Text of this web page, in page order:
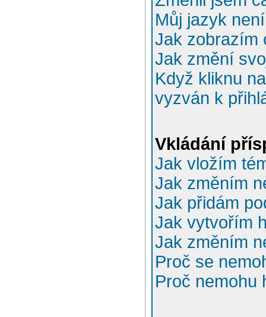
Můj jazyk
Jak zobrazím
Jak změní
Když kliknu
vyzván k
Vkládání
Jak vložím
Jak změním
Jak přidám
Jak vytvořím
Jak změním
Proč se
Proč nemohu